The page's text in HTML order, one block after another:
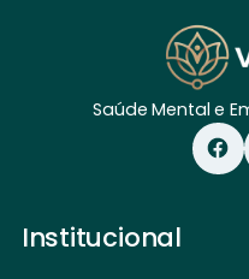
Saúde Mental e
Institucional